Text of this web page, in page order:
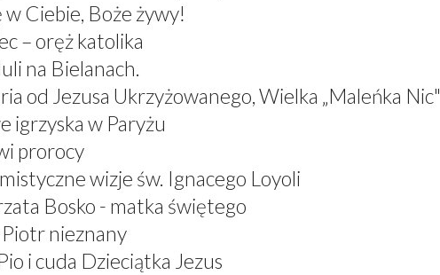
Ciebie, Boże żywy!
– oręż katolika
na Bielanach.
od Jezusa Ukrzyżowanego, Wielka „Maleńka Nic"
igrzyska w Paryżu
prorocy
wizje św. Ignacego Loyoli
Bosko - matka świętego
nieznany
i cuda Dzieciątka Jezus